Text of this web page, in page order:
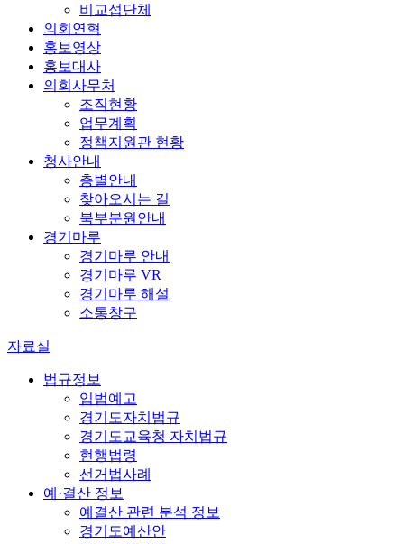
비교섭단체
의회연혁
홍보영상
홍보대사
의회사무처
조직현황
업무계획
정책지원관 현황
청사안내
층별안내
찾아오시는 길
북부분원안내
경기마루
경기마루 안내
경기마루 VR
경기마루 해설
소통창구
자료실
법규정보
입법예고
경기도자치법규
경기도교육청 자치법규
현행법령
선거법사례
예·결산 정보
예결산 관련 분석 정보
경기도예산안